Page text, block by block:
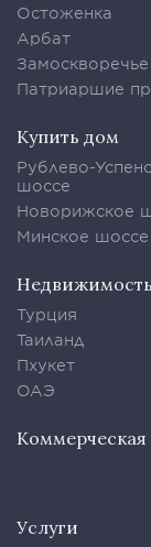
Остоженка
Арбат
Замоскворечье
Патриаршие
Купить дом
Рублево-
шоссе
Новорижское
Минское шоссе
Турция
Таиланд
Пхукет
ОАЭ
Услуги